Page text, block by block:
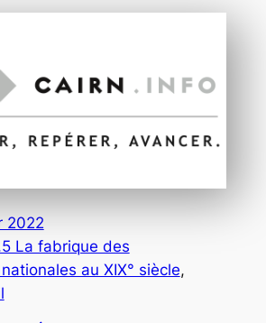
2022
La fabrique des
au XIX° siècle